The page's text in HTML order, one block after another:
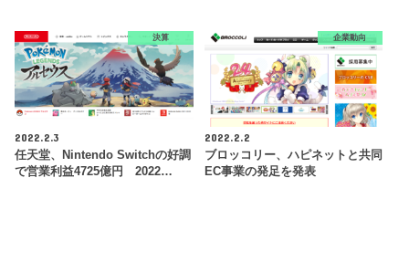
決算
2022.2.3
任天堂、Nintendo Switchの好調
で営業利益4725億円 2022…
企業動向
2022.2.2
ブロッコリー、ハピネットと共同
EC事業の発足を発表